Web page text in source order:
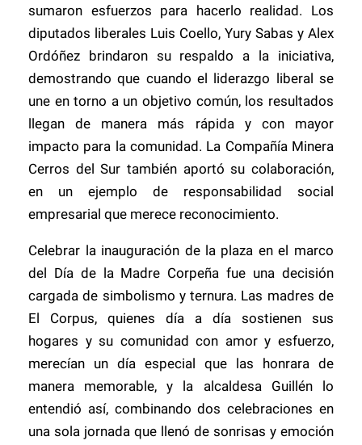
sumaron esfuerzos para hacerlo realidad. Los
diputados liberales Luis Coello, Yury Sabas y Alex
Ordóñez brindaron su respaldo a la iniciativa,
demostrando que cuando el liderazgo liberal se
une en torno a un objetivo común, los resultados
llegan de manera más rápida y con mayor
impacto para la comunidad. La Compañía Minera
Cerros del Sur también aportó su colaboración,
en un ejemplo de responsabilidad social
empresarial que merece reconocimiento.
Celebrar la inauguración de la plaza en el marco
del Día de la Madre Corpeña fue una decisión
cargada de simbolismo y ternura. Las madres de
El Corpus, quienes día a día sostienen sus
hogares y su comunidad con amor y esfuerzo,
merecían un día especial que las honrara de
manera memorable, y la alcaldesa Guillén lo
entendió así, combinando dos celebraciones en
una sola jornada que llenó de sonrisas y emoción